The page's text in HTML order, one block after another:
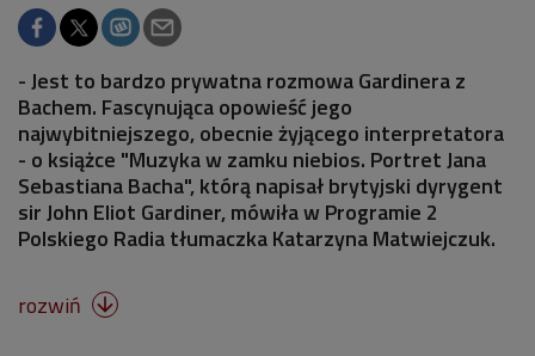
- Jest to bardzo prywatna rozmowa Gardinera z
Bachem. Fascynująca opowieść jego
najwybitniejszego, obecnie żyjącego interpretatora
- o książce "Muzyka w zamku niebios. Portret Jana
Sebastiana Bacha", którą napisał brytyjski dyrygent
sir John Eliot Gardiner, mówiła w Programie 2
Polskiego Radia tłumaczka Katarzyna Matwiejczuk.
rozwiń 